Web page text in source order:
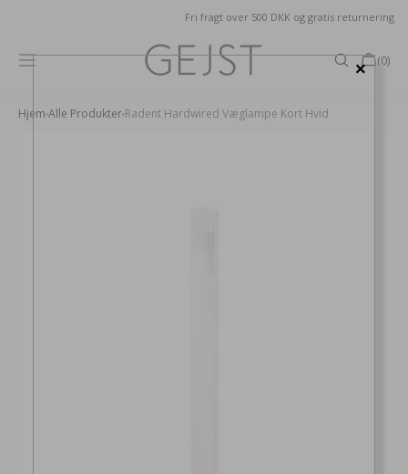
Fri fragt over 500 DKK og gratis returnering
Kurv
(0)
Hjem Alle Produkter Radent Hardwired Væglampe Kort Hvid
×